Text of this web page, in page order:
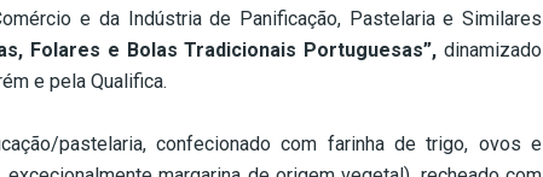
e da Indústria de Panificação, Pastelaria e Similares
Folares e Bolas Tradicionais Portuguesas”, dinamizado
e pela Qualifica.
pastelaria, confecionado com farinha de trigo, ovos e